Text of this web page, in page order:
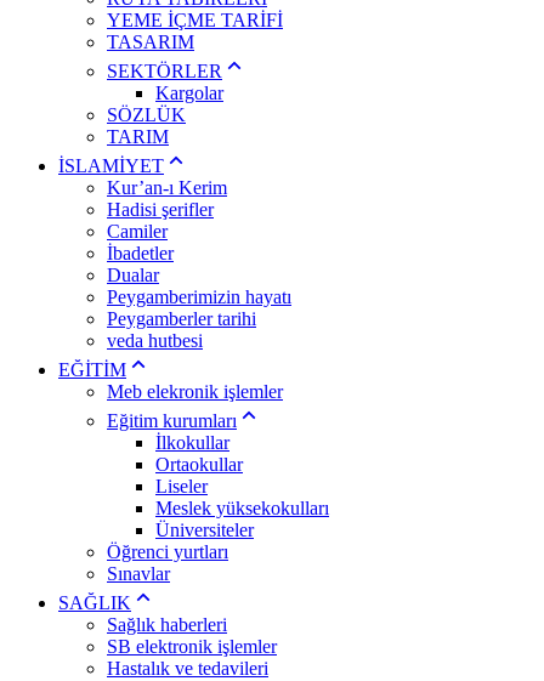
YEME İÇME TARİFİ
TASARIM
SEKTÖRLER
Kargolar
SÖZLÜK
TARIM
İSLAMİYET
Kur’an-ı Kerim
Hadisi şerifler
Camiler
İbadetler
Dualar
Peygamberimizin hayatı
Peygamberler tarihi
veda hutbesi
EĞİTİM
Meb elekronik işlemler
Eğitim kurumları
İlkokullar
Ortaokullar
Liseler
Meslek yüksekokulları
Üniversiteler
Öğrenci yurtları
Sınavlar
SAĞLIK
Sağlık haberleri
SB elektronik işlemler
Hastalık ve tedavileri